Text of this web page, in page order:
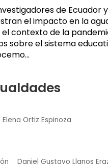
de Ecuador
el impacto en la
el contexto de la
sobre el sistema
Ortiz Espinoza
Daniel Gustavo Llanos